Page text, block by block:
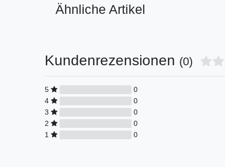
Ähnliche Artikel
Kundenrezensionen (0)
5
0
4
0
3
0
2
0
1
0